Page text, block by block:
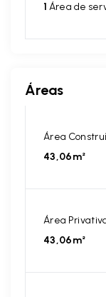
1 Área de
Áreas
Área
43,06m²
Área
43,06m²